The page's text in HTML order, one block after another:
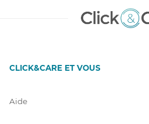
CLICK&CARE ET VOUS
Aide